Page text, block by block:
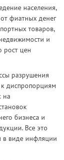
населения,
фиатных денег
товаров,
и
рост цен
разрушения
диспропорциям
на
бизнеса и
Все это
в виде инфляции